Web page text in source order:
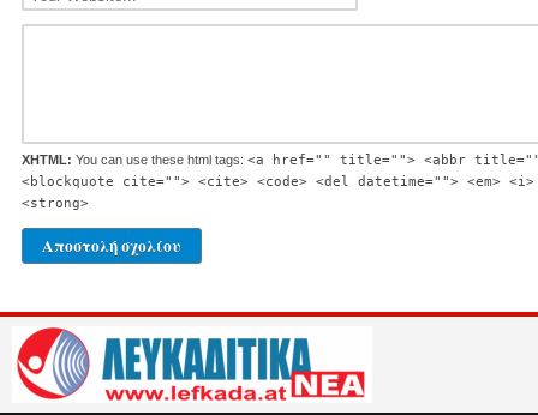
XHTML: You can use these html tags: <a href="" title=""> <abbr
<blockquote cite=""> <cite> <code> <del datetime=""> <em>
<strong>